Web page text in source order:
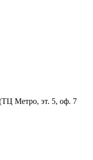
Метро, эт. 5, оф. 7